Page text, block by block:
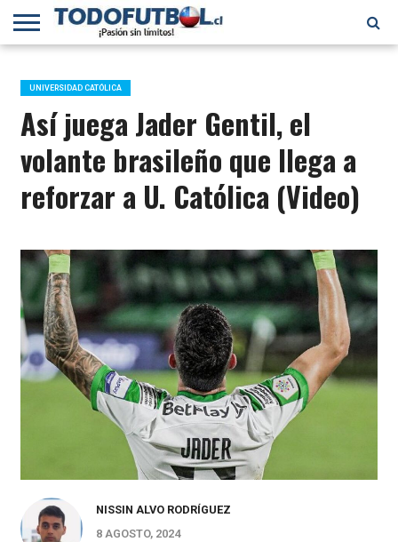
PRIMERA
B
SELECCIÓN
CHILENA
CHILENOS
EN EL
MUNDO
FÚTBOL
INTERNACIONAL
UNIVERSIDAD CATÓLICA
Así juega Jader Gentil, el
volante brasileño que llega a
reforzar a U. Católica (Video)
NISSIN ALVO RODRÍGUEZ
8 AGOSTO, 2024